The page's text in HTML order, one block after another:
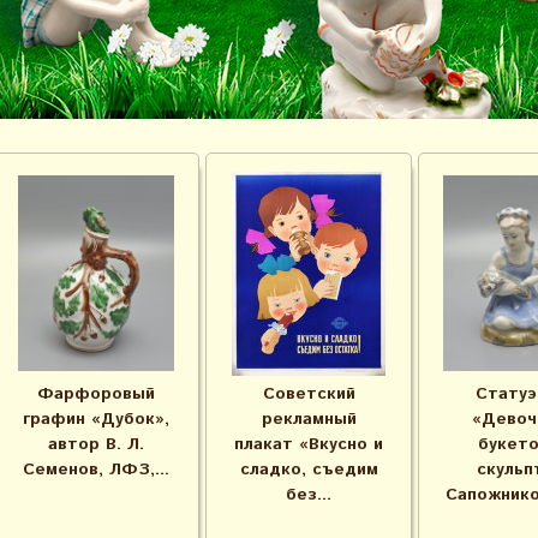
Фарфоровый
графин «Дубок»,
автор В. Л.
Семенов, ЛФЗ,...
Советский
рекламный
плакат «Вкусно и
сладко, съедим
без...